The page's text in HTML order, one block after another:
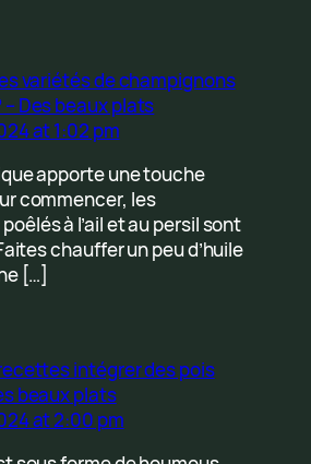
variétés de champignons
Des beaux plats
at 1:02 pm
apporte une touche
commencer, les
à l’ail et au persil sont
chauffer un peu d’huile
[…]
intégrer des pois
beaux plats
at 2:00 pm